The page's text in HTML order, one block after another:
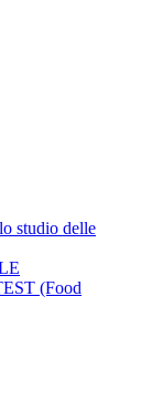
studio delle
(Food